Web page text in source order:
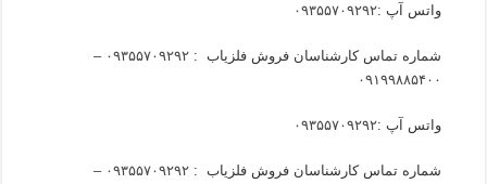
واتس آپ :۰۹۳۵۵۷۰۹۲۹۲
شماره تماس کارشناسان فروش فلزیاب :
۰۹۳۵۵۷۰۹۲۹۲ –
۰۹۱۹۹۸۸۵۴۰۰
واتس آپ :۰۹۳۵۵۷۰۹۲۹۲
شماره تماس کارشناسان فروش فلزیاب :
۰۹۳۵۵۷۰۹۲۹۲ –